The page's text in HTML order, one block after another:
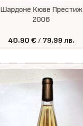
Шардоне Кюве Престиж
2006
40.90 € 79.99 лв.